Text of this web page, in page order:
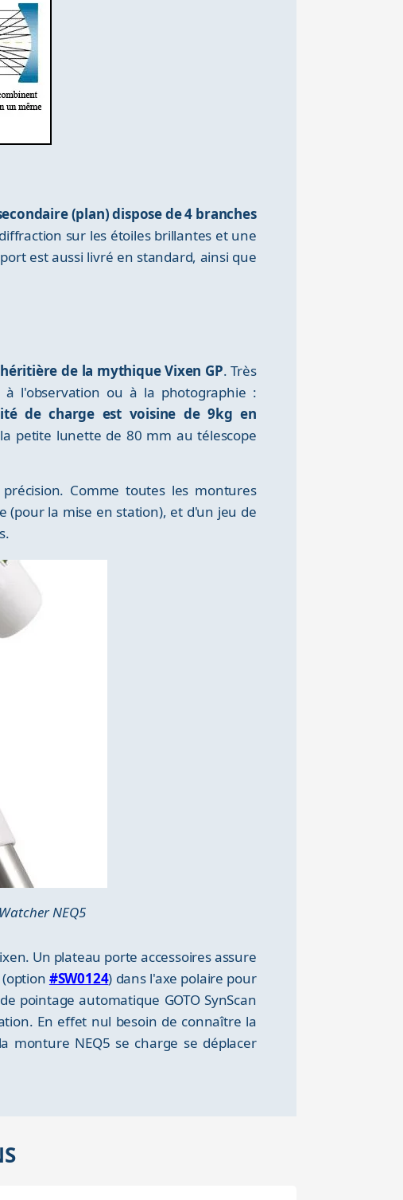
(plan) dispose de 4 branches
sur les étoiles brillantes et une
est aussi livré en standard, ainsi que
de la mythique Vixen GP. Très
l'observation ou à la photographie :
de charge est voisine de 9kg en
petite lunette de 80 mm au télescope
Comme toutes les montures
(pour la mise en station), et d'un jeu de
NEQ5
Un plateau porte accessoires assure
#SW0124) dans l'axe polaire pour
pointage automatique GOTO SynScan
En effet nul besoin de connaître la
monture NEQ5 se charge se déplacer